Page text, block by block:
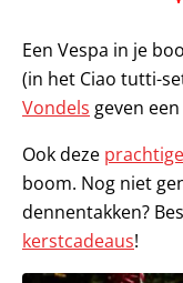
Een Vespa in je
(in het Ciao tutti-
Vondels geven
Ook deze
boom. Nog niet
dennentakken?
kerstcadeaus!